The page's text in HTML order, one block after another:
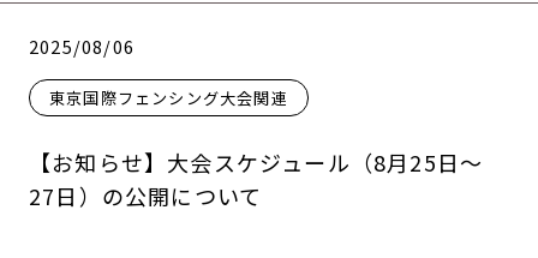
2025/08/06
東京国際フェンシング大会関連
【お知らせ】大会スケジュール（8月25日〜
27日）の公開について